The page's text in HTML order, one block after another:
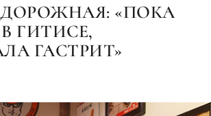
«ПОКА
ГИТИСЕ,
ГАСТРИТ»